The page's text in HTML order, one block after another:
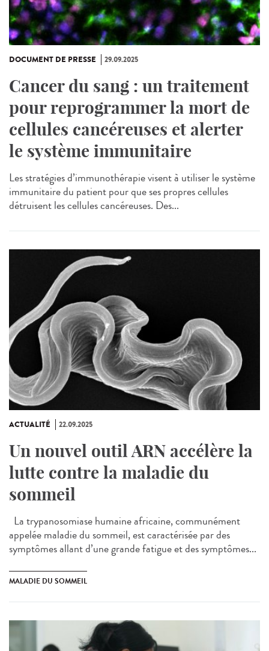
DOCUMENT DE PRESSE 29.09.2025
Cancer du sang : un traitement
pour reprogrammer la mort de
cellules cancéreuses et alerter
le système immunitaire
Les stratégies d’immunothérapie visent à utiliser le système
immunitaire du patient pour que ses propres cellules
détruisent les cellules cancéreuses. Des...
ACTUALITÉ 22.09.2025
Un nouvel outil ARN accélère la
lutte contre la maladie du
sommeil
La trypanosomiase humaine africaine, communément
appelée maladie du sommeil, est caractérisée par des
symptômes allant d’une grande fatigue et des symptômes...
MALADIE DU SOMMEIL